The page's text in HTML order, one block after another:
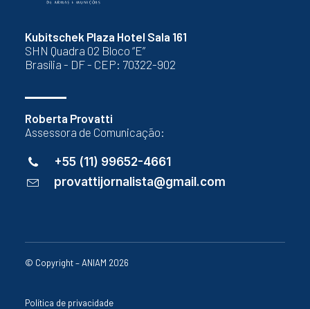
Kubitschek Plaza Hotel Sala 161
SHN Quadra 02 Bloco “E”
Brasília - DF - CEP: 70322-902
Roberta Provatti
Assessora de Comunicação:
+55 (11) 99652-4661
provattijornalista@gmail.com
© Copyright – ANIAM 2026
Política de privacidade